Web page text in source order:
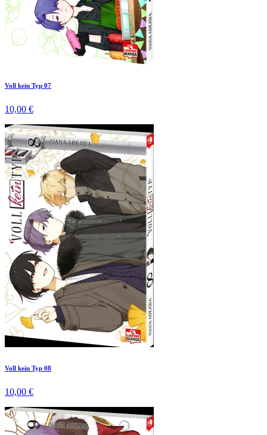
Voll kein Typ 07
10,00 €
Voll kein Typ 08
10,00 €